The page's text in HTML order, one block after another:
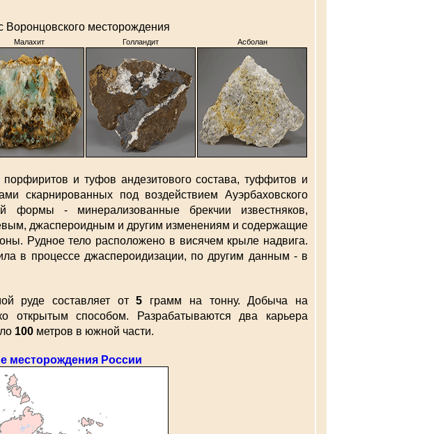
месторождения
Малахит Голландит Асболан
и туфов андезитового состава, туффитов и
скарнированных под воздействием Ауэрбаховского
формы - минерализованные брекчии известняков,
джаспероидным и другим изменениям и содержащие
Рудное тело расположено в висячем крыле надвига.
в процессе джаспероидизации, по другим данным - в
руде составляет от5 грамм на тонну. Добыча на
открытым способом. Разрабатываются два карьера
100 метров в южной части.
месторождения России